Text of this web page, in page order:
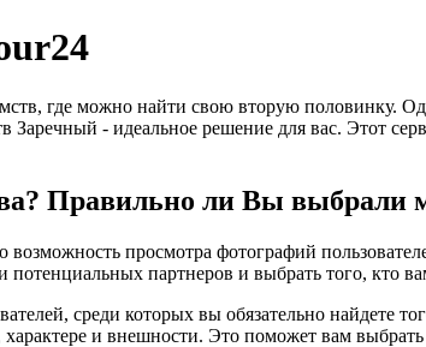
где можно найти свою вторую половинку.
Заречный - идеальное решение для вас. Этот
Правильно ли Вы выбрали
просмотра фотографий
партнеров и выбрать того, кто
среди которых вы обязательно найдете
и внешности. Это поможет вам